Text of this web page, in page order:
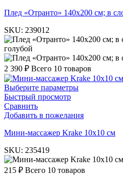
Плед «Отранто» 140х200 см; в
SKU: 239012
голубой
2 390 ₽ Всего 10 товаров
Выберите параметры
Быстрый просмотр
Сравнить
Добавить в пожелания
Мини-массажер Krake 10х10 см
SKU: 235419
215 ₽ Всего 10 товаров